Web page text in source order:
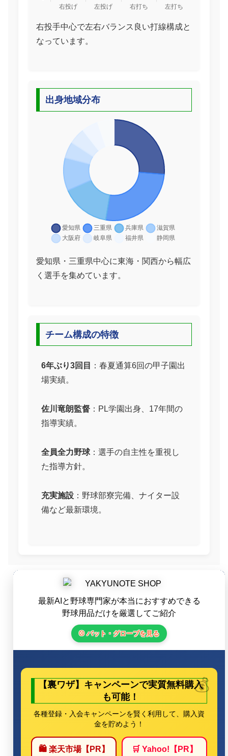
右投手中心で左右バランス良い打線構成と
なっています。
出身地域分布
愛知県・三重県中心に東海・関西から幅広
く選手を集めています。
チーム構成の特徴
6年ぶり3回目
：春夏通算6回の甲子園出
場実績。
佐川竜朗監督 ：PL学園出身、17年間の
指導実績。
全員全力野球：選手の自主性を重視し
た指導方針。
充実施設 ：野球部寮完備、ナイター設
備など最新環境。
最新AIと野球専門家が本当におすすめできる
野球用品だけを厳選してご紹介
⚾ バット・グローブを見る
【裏ワザ】キャンペーンで実質無料購入
も可能！
各種登録・入会キャンペーンを賢く利用して、購入資
金を貯めよう！
🛍️ 楽天市場【PR】 🛒 Yahoo!【PR】